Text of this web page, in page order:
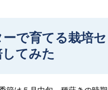
で育てる栽培セ
てみた